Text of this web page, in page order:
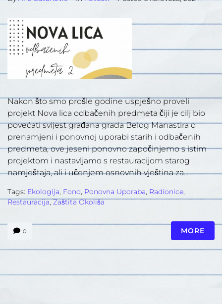
Nakon što smo prošle godine uspješno proveli
projekt Nova lica odbačenih predmeta čiji je cilj bio
povećati svijest građana grada Belog Manastira o
prenamjeni i ponovnoj uporabi starih i odbačenih
predmeta, ove jeseni ponovno započinjemo s istim
projektom i nastavljamo s restauracijom starog
namještaja, ali i učenjem osnovnih vještina za...
Tags: Ekologija, Fond, Ponovna Uporaba, Radionice,
Restauracija,Zaštita Okoliša
0 MORE